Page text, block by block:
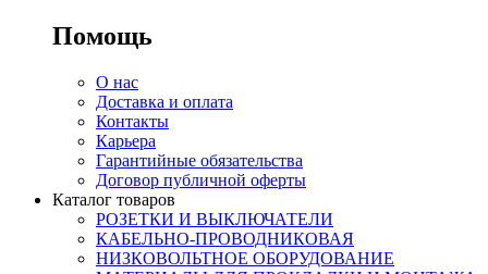
Помощь
О нас
Доставка и оплата
Контакты
Карьера
Гарантийные обязательства
Договор публичной оферты
Каталог товаров
РОЗЕТКИ И ВЫКЛЮЧАТЕЛИ
КАБЕЛЬНО-ПРОВОДНИКОВАЯ
НИЗКОВОЛЬТНОЕ ОБОРУДОВАНИЕ